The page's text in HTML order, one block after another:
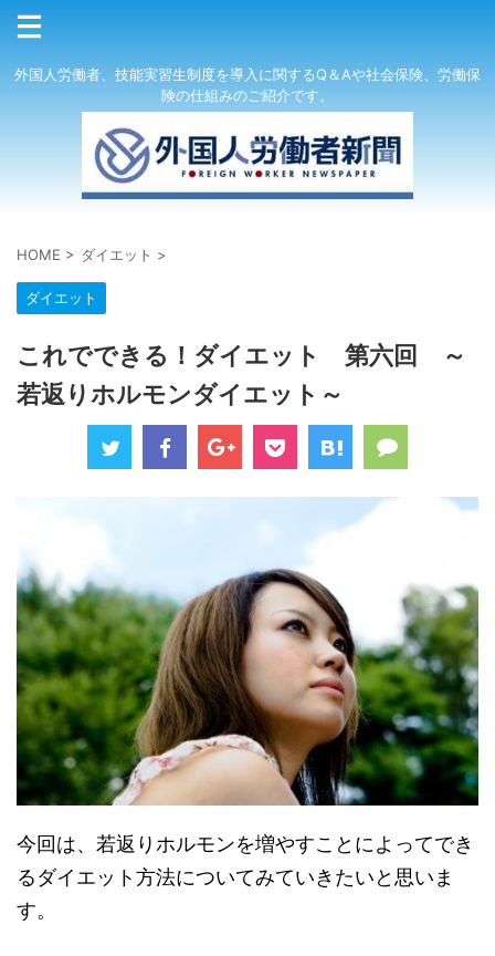
外国人労働者、技能実習生制度を導入に関するQ＆Aや社会保険、労働保
険の仕組みのご紹介です。
HOME > ダイエット >
ダイエット
これでできる！ダイエット 第六回 ～
若返りホルモンダイエット～
今回は、若返りホルモンを増やすことによってでき
るダイエット方法についてみていきたいと思いま
す。